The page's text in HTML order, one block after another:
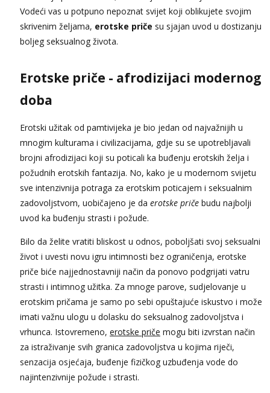
Anđela
Čekam tvoj poziv!
Tel:064/677-677- Kod: #142
tel:0,93€ - mob:1,12€ min
Vodeći vas u potpuno nepoznat svijet koji oblikujete svojim
skrivenim željama, erotske priče su sjajan uvod u dostizanju
boljeg seksualnog života.
Erotske priče - afrodizijaci modernog
doba
Erotski užitak od pamtivijeka je bio jedan od najvažnijih u
mnogim kulturama i civilizacijama, gdje su se upotrebljavali
brojni afrodizijaci koji su poticali ka buđenju erotskih želja i
požudnih erotskih fantazija. No, kako je u modernom svijetu
sve intenzivnija potraga za erotskim poticajem i seksualnim
zadovoljstvom, uobičajeno je da erotske priče budu najbolji
uvod ka buđenju strasti i požude.
Bilo da želite vratiti bliskost u odnos, poboljšati svoj seksualni
život i uvesti novu igru ​​intimnosti bez ograničenja, erotske
priče biće najjednostavniji način da ponovo podgrijati vatru
strasti i intimnog užitka. Za mnoge parove, sudjelovanje u
erotskim pričama je samo po sebi opuštajuće iskustvo i može
imati važnu ulogu u dolasku do seksualnog zadovoljstva i
vrhunca. Istovremeno, erotske priče mogu biti izvrstan način
za istraživanje svih granica zadovoljstva u kojima riječi,
senzacija osjećaja, buđenje fizičkog uzbuđenja vode do
najintenzivnije požude i strasti.